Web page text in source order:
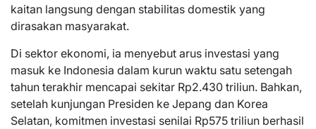
kaitan langsung dengan stabilitas domestik yang
dirasakan masyarakat.
Di sektor ekonomi, ia menyebut arus investasi yang
masuk ke Indonesia dalam kurun waktu satu setengah
tahun terakhir mencapai sekitar Rp2.430 triliun. Bahkan,
setelah kunjungan Presiden ke Jepang dan Korea
Selatan, komitmen investasi senilai Rp575 triliun berhasil